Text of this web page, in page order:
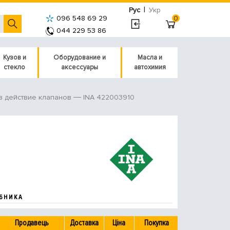
Рус | Укр
096 548 69 29
044 229 53 86
0
Кузов и
стекло
Оборудование и
аксессуары
Масла и
автохимия
действие клапанов INA 422003910
Продавець Доставка Ціна Покупка